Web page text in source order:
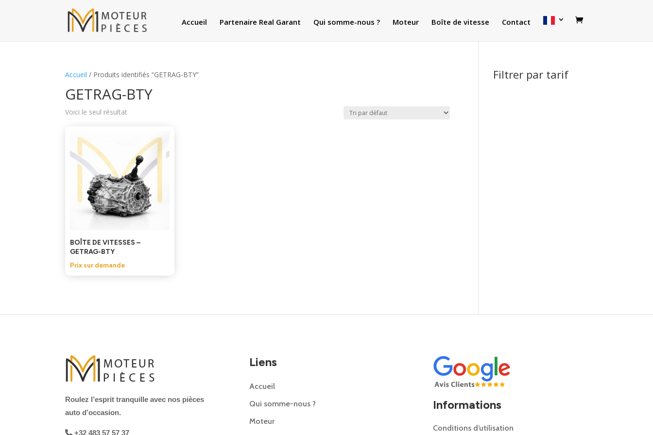
Accueil Partenaire Real Garant Qui somme-nous ? Moteur Boîte de vitesse Contact
Accueil / Produits identifiés “GETRAG-BTY”
GETRAG-BTY
Voici le seul résultat
BOÎTE DE VITESSES –
GETRAG-BTY
Prix sur demande
Filtrer par tarif
Roulez l’esprit tranquille avec nos pièces
auto d’occasion.
+32 483 57 57 37
Liens
Accueil
Qui somme-nous ?
Moteur
Informations
Conditions d’utilisation